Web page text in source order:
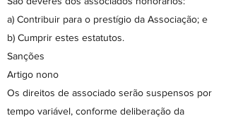
a) Contribuir para o prestígio da Associação; e
b) Cumprir estes estatutos.
Sanções
Artigo nono
Os direitos de associado serão suspensos por
tempo variável, conforme deliberação da